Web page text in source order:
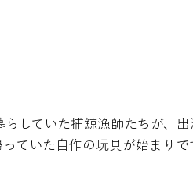
していた捕鯨漁師たちが、出
ていた自作の玩具が始まりで